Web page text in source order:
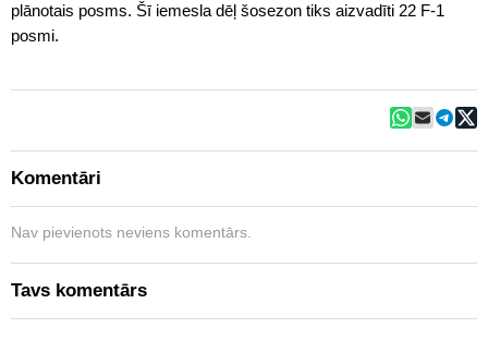
plānotais posms. Šī iemesla dēļ šosezon tiks aizvadīti 22 F-1
posmi.
Komentāri
Nav pievienots neviens komentārs.
Tavs komentārs